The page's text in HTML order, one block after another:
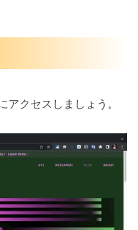
アクセスしましょう。